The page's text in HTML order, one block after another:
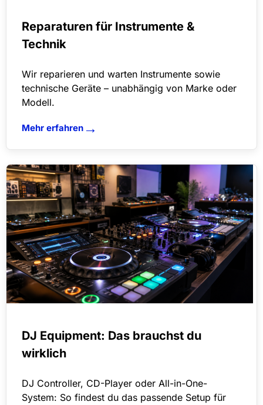
Reparaturen für Instrumente &
Technik
Wir reparieren und warten Instrumente sowie
technische Geräte – unabhängig von Marke oder
Modell.
Mehr erfahren →
DJ Equipment: Das brauchst du
wirklich
DJ Controller, CD-Player oder All-in-One-
System: So findest du das passende Setup für